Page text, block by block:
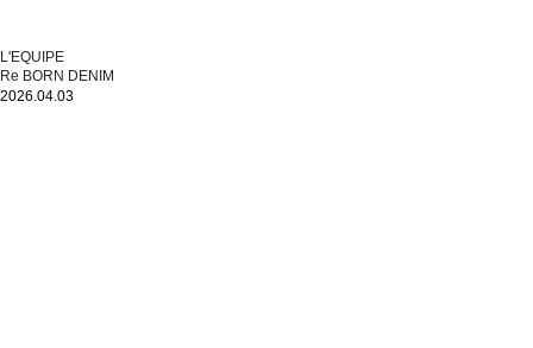
L'EQUIPE
Re BORN DENIM
2026.04.03